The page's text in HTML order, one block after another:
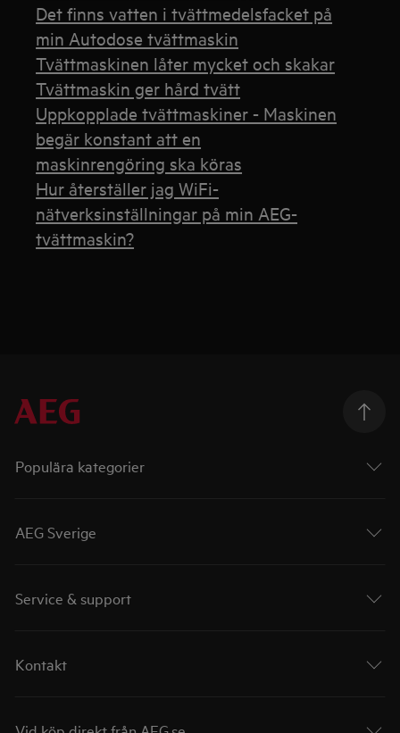
Det finns vatten i tvättmedelsfacket på
min Autodose tvättmaskin
Tvättmaskinen låter mycket och skakar
Tvättmaskin ger hård tvätt
Uppkopplade tvättmaskiner - Maskinen
begär konstant att en
maskinrengöring ska köras
Hur återställer jag WiFi-
nätverksinställningar på min AEG-
tvättmaskin?
Populära kategorier
AEG Sverige
Service & support
Kontakt